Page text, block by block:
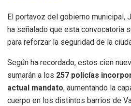
El portavoz del gobierno municipal,
ha señalado que esta convocatoria
para reforzar la seguridad de la
Según ha recordado, estos cien
sumarán a los 257 policías
actual mandato, aumentando la
cuerpo en los distintos barrios de